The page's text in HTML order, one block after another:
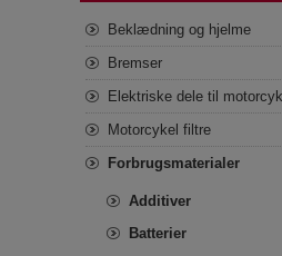
Beklædning og hjelme
Bremser
Elektriske dele til
Motorcykel filtre
Forbrugsmaterialer
Additiver
Batterier